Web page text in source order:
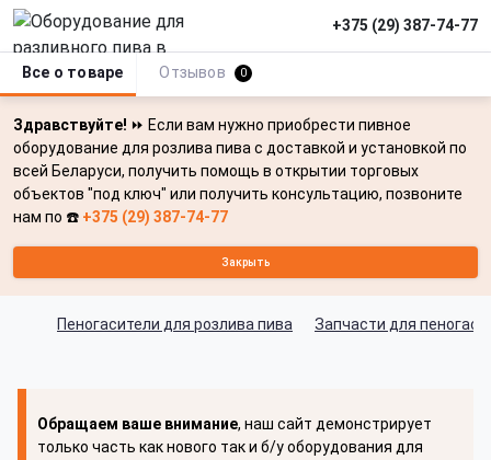
Здравствуйте! ⏩ Если вам нужно приобрести пивное
оборудование для розлива пива с доставкой и установкой по
всей Беларуси, получить помощь в открытии торговых
объектов "под ключ" или получить консультацию, позвоните
нам по ☎️ +375 (29) 387-74-77
Закрыть
+375 (29) 387-74-77
Пеногасители для розлива пива Запчасти для
Обращаем ваше внимание, наш сайт демонстрирует
только часть как нового так и б/у оборудования для
Все о товаре Отзывов 0